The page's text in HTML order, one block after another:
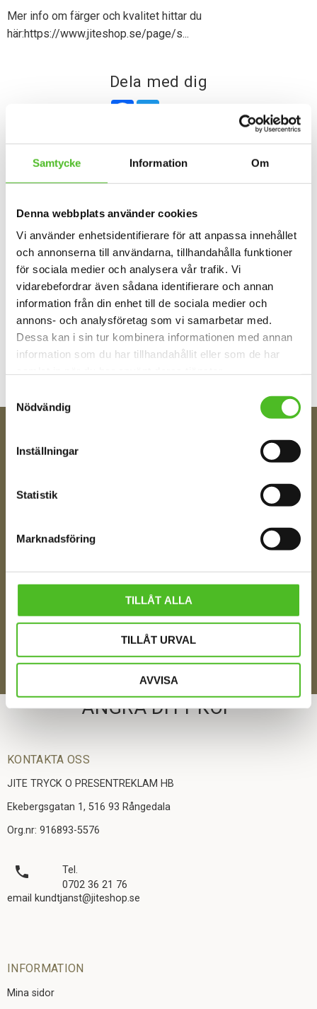
Samtycke Information Om
Denna webbplats använder cookies
Vi använder enhetsidentifierare för att anpassa innehållet
och annonserna till användarna, tillhandahålla funktioner
för sociala medier och analysera vår trafik. Vi
vidarebefordrar även sådana identifierare och annan
information från din enhet till de sociala medier och
annons- och analysföretag som vi samarbetar med.
Dessa kan i sin tur kombinera informationen med annan
information som du har tillhandahållit eller som de har
Nödvändig
Inställningar
Statistik
Marknadsföring
TILLÅT ALLA
TILLÅT URVAL
AVVISA
Mer info om färger och kvalitet hittar du
här:https://www.jiteshop.se/page/s...
Dela med dig
Facebook
Omdömen
Bli den första att lämna ett omdöme.
FÅ TIPS OM NYHETER!
Jag samtycker till att motta digital kommunikation i
SKICKA
ÅNGRA DITT KÖP
KONTAKTA OSS
JITE TRYCK O PRESENTREKLAM HB
Ekebergsgatan 1, 516 93 Rångedala
Org.nr: 916893-5576
local_phone
Tel.
0702 36 21 76
email kundtjanst@jiteshop.se
INFORMATION
Mina sidor